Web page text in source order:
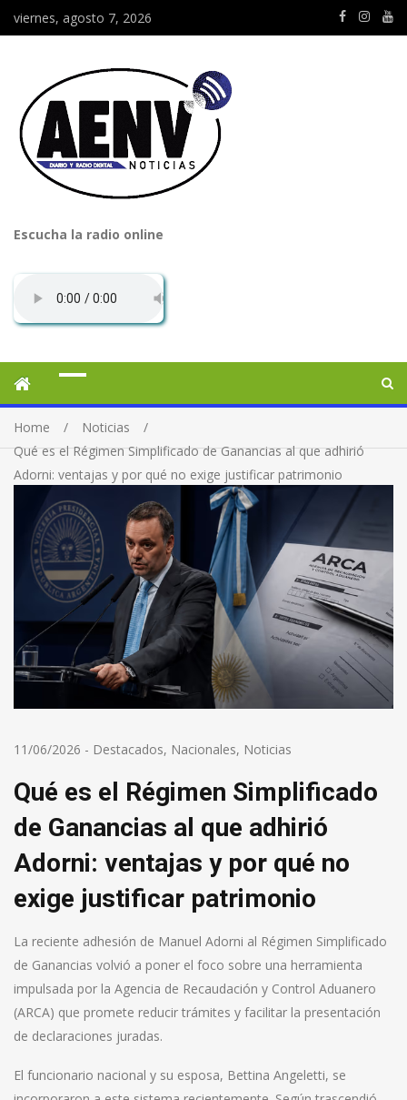
viernes, agosto 7, 2026
Escucha la radio online
Home
Noticias
Qué es el Régimen Simplificado de Ganancias al que adhirió
Adorni: ventajas y por qué no exige justificar patrimonio
11/06/2026 - Destacados, Nacionales, Noticias
Qué es el Régimen Simplificado
de Ganancias al que adhirió
Adorni: ventajas y por qué no
exige justificar patrimonio
La reciente adhesión de Manuel Adorni al Régimen Simplificado
de Ganancias volvió a poner el foco sobre una herramienta
impulsada por la Agencia de Recaudación y Control Aduanero
(ARCA) que promete reducir trámites y facilitar la presentación
de declaraciones juradas.
El funcionario nacional y su esposa, Bettina Angeletti, se